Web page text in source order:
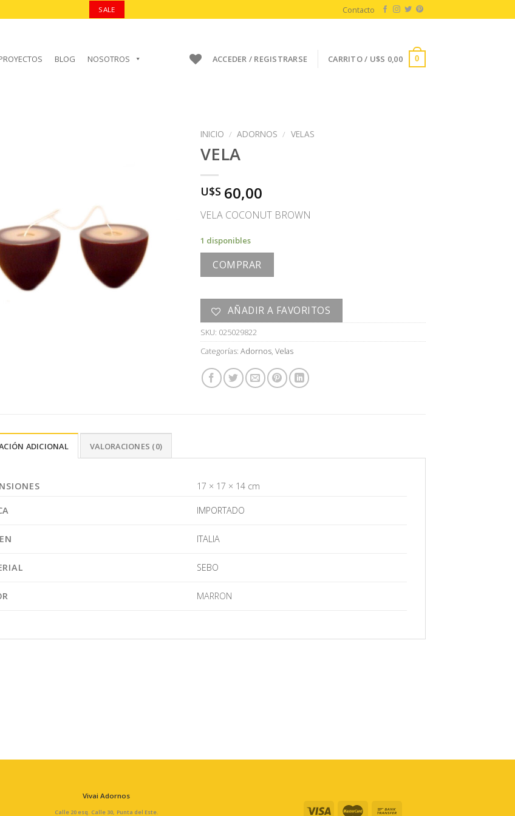
SALE Contacto
BLOG NOSOTROS ACCEDER / REGISTRARSE CARRITO / U$S 0,00 0
INICIO / ADORNOS / VELAS
VELA
U$S 60,00
VELA COCONUT BROWN
1 disponibles
COMPRAR
AÑADIR A FAVORITOS
SKU: 025029822
Categorías:Adornos,Velas
ADICIONAL VALORACIONES (0)
17 × 17 × 14 cm
IMPORTADO
ITALIA
SEBO
MARRON
Vivai Adornos
Calle 20 esq. Calle 30, Punta del Este.